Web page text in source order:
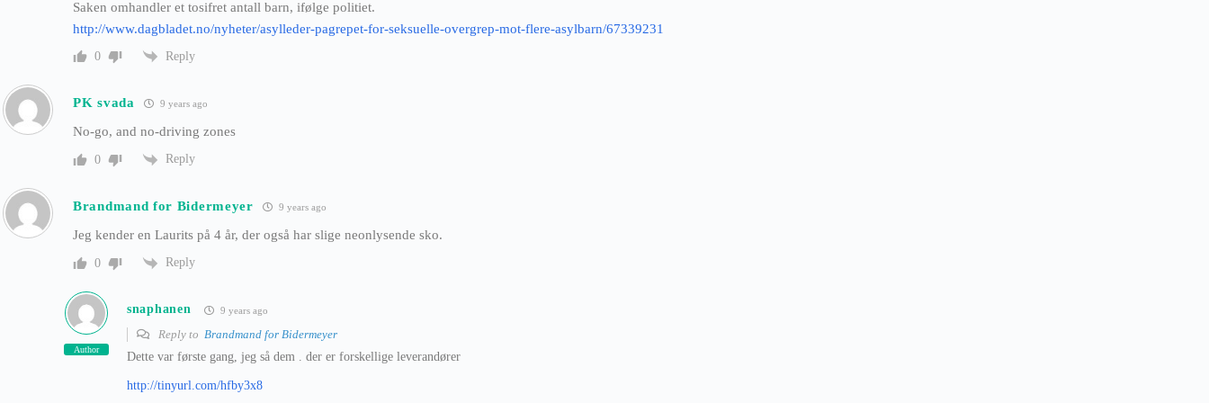
Saken omhandler et tosifret antall barn, ifølge politiet.
http://www.dagbladet.no/nyheter/asylleder-pagrepet-for-seksuelle-overgrep-mot-flere-asylbarn/67339231
0 Reply
PK svada 9 years ago
No-go, and no-driving zones
0 Reply
Brandmand for Bidermeyer 9 years ago
Jeg kender en Laurits på 4 år, der også har slige neonlysende sko.
0 Reply
Author
snaphanen 9 years ago
Reply to Brandmand for Bidermeyer
Dette var første gang, jeg så dem . der er forskellige leverandører
http://tinyurl.com/hfby3x8